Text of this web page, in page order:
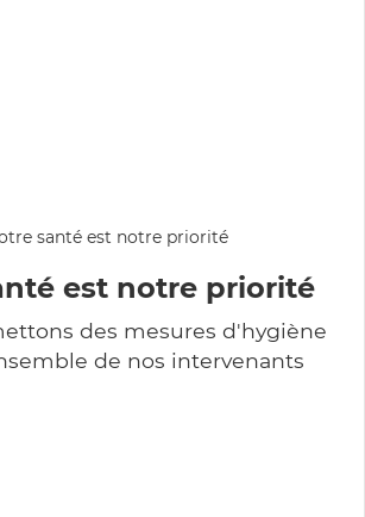
est notre priorité
des mesures d'hygiène
de nos intervenants